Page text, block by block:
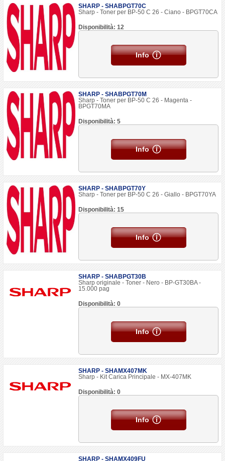
SHARP - SHABPGT70C
Sharp - Toner per BP-50 C 26 - Ciano - BPGT70CA
Disponibilità: 12
Info
SHARP - SHABPGT70M
Sharp - Toner per BP-50 C 26 - Magenta -
BPGT70MA
Disponibilità: 5
Info
SHARP - SHABPGT70Y
Sharp - Toner per BP-50 C 26 - Giallo - BPGT70YA
Disponibilità: 15
Info
SHARP - SHABPGT30B
Sharp originale - Toner - Nero - BP-GT30BA -
15.000 pag
Disponibilità: 0
Info
SHARP - SHAMX407MK
Sharp - Kit Carica Principale - MX-407MK
Disponibilità: 0
Info
SHARP - SHAMX409FU